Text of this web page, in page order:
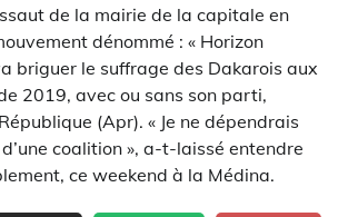
de la mairie de la capitale en
dénommé : « Horizon
briguer le suffrage des Dakarois aux
2019, avec ou sans son parti,
(Apr). « Je ne dépendrais
coalition », a-t-laissé entendre
ce weekend à la Médina.